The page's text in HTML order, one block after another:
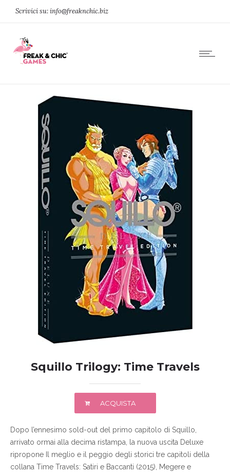
Scrivici su: info@freaknchic.biz
Squillo Trilogy: Time Travels
ACQUISTA
Dopo l’ennesimo sold-out del primo capitolo di Squillo,
arrivato ormai alla decima ristampa, la nuova uscita Deluxe
ripropone Il meglio e il peggio degli storici tre capitoli della
collana Time Travels: Satiri e Baccanti (2015), Megere e